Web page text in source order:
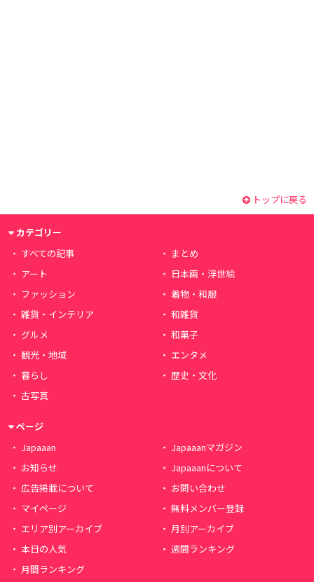
トップに戻る
カテゴリー
すべての記事
まとめ
アート
日本画・浮世絵
ファッション
着物・和服
雑貨・インテリア
和雑貨
グルメ
和菓子
観光・地域
エンタメ
暮らし
歴史・文化
古写真
ページ
Japaaan
Japaaanマガジン
お知らせ
Japaaanについて
広告掲載について
お問い合わせ
マイページ
無料メンバー登録
エリア別アーカイブ
月別アーカイブ
本日の人気
週間ランキング
月間ランキング